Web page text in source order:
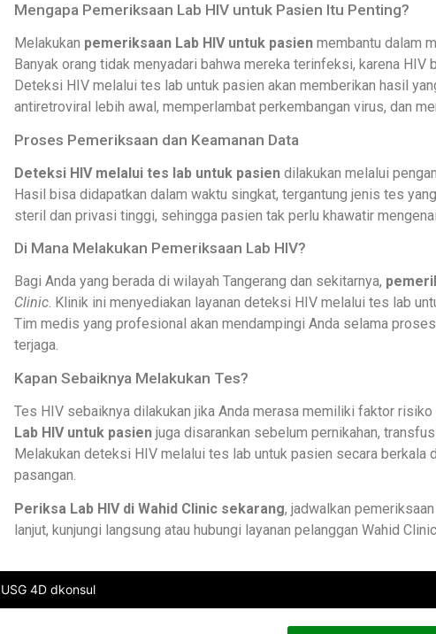
Mengapa Pemeriksaan Lab HIV untuk Pasien Itu Penting?
Melakukan pemeriksaan Lab HIV untuk pasienmembantu dalam
Banyak orang tidak menyadari bahwa mereka terinfeksi, karena HIV
Deteksi HIV melalui tes lab untuk pasien akan memberikan hasil
antiretroviral lebih awal, memperlambat perkembangan virus, dan
Proses Pemeriksaan dan Keamanan Data
Deteksi HIV melalui tes lab untuk pasiendilakukan melalui
Hasil bisa didapatkan dalam waktu singkat, tergantung jenis tes
steril dan privasi tinggi, sehingga pasien tak perlu khawatir
Di Mana Melakukan Pemeriksaan Lab HIV?
Bagi Anda yang berada di wilayah Tangerang dan sekitarnya,
Clinic. Klinik ini menyediakan layanan deteksi HIV melalui tes lab
Tim medis yang profesional akan mendampingi Anda selama
terjaga.
Kapan Sebaiknya Melakukan Tes?
Tes HIV sebaiknya dilakukan jika Anda merasa memiliki faktor
Lab HIV untuk pasienjuga disarankan sebelum pernikahan,
Melakukan deteksi HIV melalui tes lab untuk pasien secara berkala
pasangan.
Periksa Lab HIV di Wahid Clinic sekarang, jadwalkan
lanjut, kunjungi langsung atau hubungi layanan pelanggan Wahid
4D dkonsul